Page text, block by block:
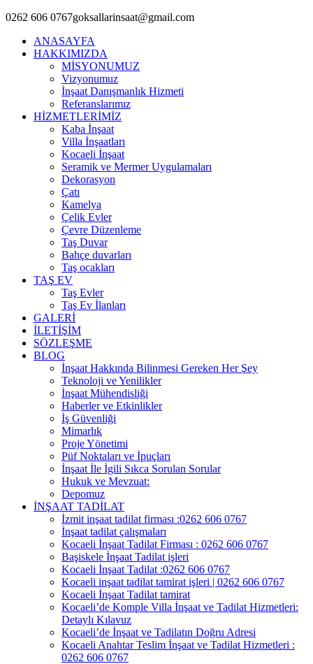
0262 606 0767goksallarinsaat@gmail.com
ANASAYFA
HAKKIMIZDA
MİSYONUMUZ
Vizyonumuz
İnşaat Danışmanlık Hizmeti
Referanslarımız
HİZMETLERİMİZ
Kaba İnşaat
Villa İnşaatları
Kocaeli İnşaat
Seramik ve Mermer Uygulamaları
Dekorasyon
Çatı
Kamelya
Çelik Evler
Çevre Düzenleme
Taş Duvar
Bahçe duvarları
Taş ocakları
TAŞ EV
Taş Evler
Taş Ev İlanları
GALERİ
İLETİŞİM
SÖZLEŞME
BLOG
İnşaat Hakkında Bilinmesi Gereken Her Şey
Teknoloji ve Yenilikler
İnşaat Mühendisliği
Haberler ve Etkinlikler
İş Güvenliği
Mimarlık
Proje Yönetimi
Püf Noktaları ve İpuçları
İnşaat İle İgili Sıkca Sorulan Sorular
Hukuk ve Mevzuat:
Depomuz
İNŞAAT TADİLAT
İzmit inşaat tadilat firması :0262 606 0767
İnşaat tadilat çalışmaları
Kocaeli İnşaat Tadilat Firması : 0262 606 0767
Başiskele İnşaat Tadilat işleri
Kocaeli İnşaat Tadilat :0262 606 0767
Kocaeli inşaat tadilat tamirat işleri | 0262 606 0767
Kocaeli İnşaat Tadilat tamirat
Kocaeli’de Komple Villa İnşaat ve Tadilat Hizmetleri:
Detaylı Kılavuz
Kocaeli’de İnşaat ve Tadilatın Doğru Adresi
Kocaeli Anahtar Teslim İnşaat ve Tadilat Hizmetleri :
0262 606 0767